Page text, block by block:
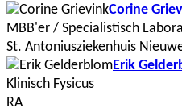
Corine
MBB'er / Specialistisch
St. Antoniusziekenhuis
Erik
Klinisch Fysicus
RA